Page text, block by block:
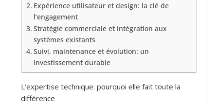
Expérience utilisateur et design: la clé de
l’engagement
Stratégie commerciale et intégration aux
systèmes existants
Suivi, maintenance et évolution: un
investissement durable
L’expertise technique: pourquoi elle fait toute la
différence